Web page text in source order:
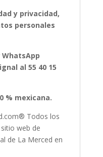
y privacidad,
personales
al 55 40 15
% mexicana.
Todos los
web de
de La Merced en